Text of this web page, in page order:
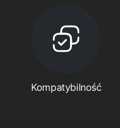
Kompatybilność